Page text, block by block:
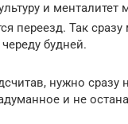
и менталитет
переезд. Так
будней.
нужно сразу
и не